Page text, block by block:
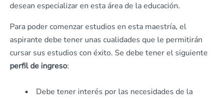
desean especializar en esta área de la educación.
Para poder comenzar estudios en esta maestría, el
aspirante debe tener unas cualidades que le permitirán
cursar sus estudios con éxito. Se debe tener el siguiente
perfil de ingreso:
Debe tener interés por las necesidades de la